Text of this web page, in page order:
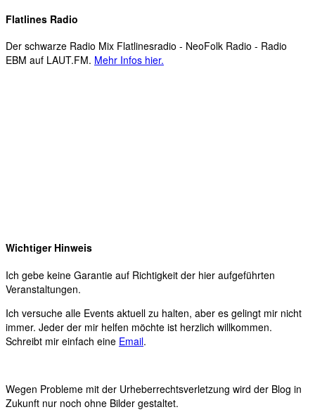
Flatlines Radio
Der schwarze Radio Mix Flatlinesradio - NeoFolk Radio - Radio
EBM auf LAUT.FM. Mehr Infos hier.
Wichtiger Hinweis
Ich gebe keine Garantie auf Richtigkeit der hier aufgeführten
Veranstaltungen.
Ich versuche alle Events aktuell zu halten, aber es gelingt mir nicht
immer. Jeder der mir helfen möchte ist herzlich willkommen.
Schreibt mir einfach eine Email.
Wegen Probleme mit der Urheberrechtsverletzung wird der Blog in
Zukunft nur noch ohne Bilder gestaltet.